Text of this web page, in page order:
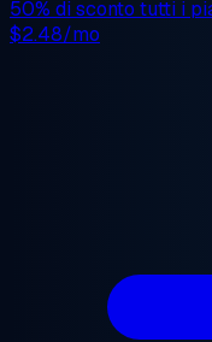
50% di sconto tutti i
$2.48/mo